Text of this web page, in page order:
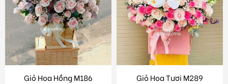
Giỏ Hoa Hồng M186 Giỏ Hoa Tươi M289